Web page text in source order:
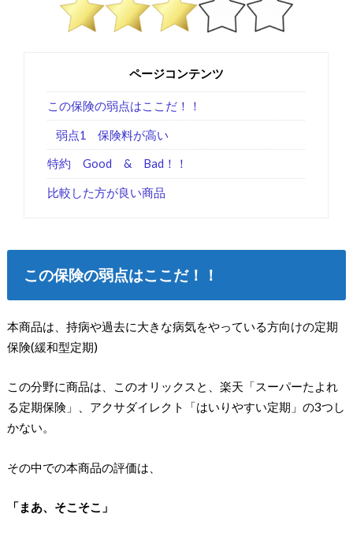
ページコンテンツ
この保険の弱点はここだ！！
弱点1 保険料が高い
特約 Good & Bad！！
比較した方が良い商品
この保険の弱点はここだ！！
本商品は、持病や過去に大きな病気をやっている方向けの定期
保険(緩和型定期)
この分野に商品は、このオリックスと、楽天「スーパーたよれ
る定期保険」、アクサダイレクト「はいりやすい定期」の3つし
かない。
その中での本商品の評価は、
「まあ、そこそこ」